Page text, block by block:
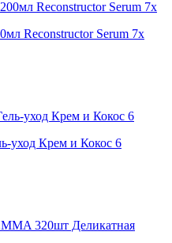
Reconstructor Serum 7x
уход Крем и Кокос 6